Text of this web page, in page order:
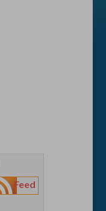
Feed